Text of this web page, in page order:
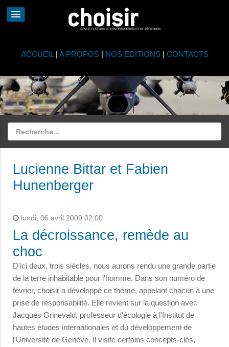
ACCUEIL | A PROPOS| NOS ÉDITIONS| CONTACTS
Lucienne Bittar et Fabien
Hunenberger
lundi, 06 avril 2009 02:00
La décroissance, remède au
choc
D'ici deux, trois siècles, nous aurons rendu une grande partie
de la terre inhabitable pour l'homme. Dans son numéro de
février, choisir a développé ce thème, appelant chacun à une
prise de responsabilité. Elle revient sur la question avec
Jacques Grinevald, professeur d'écologie à l'Institut de
hautes études internationales et du développement de
l'Université de Genève. Il visite certains concepts-clés,